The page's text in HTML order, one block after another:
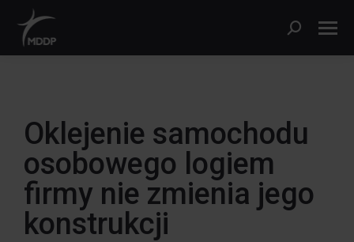
Oklejenie samochodu
osobowego logiem
firmy nie zmienia jego
konstrukcji